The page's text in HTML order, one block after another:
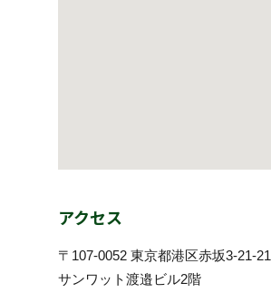
アクセス
〒107-0052 東京都港区赤坂3-21-21
サンワット渡邉ビル2階